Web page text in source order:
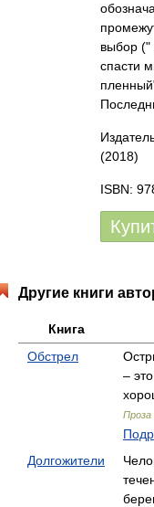
выбор ("
спасти
(2018)
ISBN:
Другие книги
Книга
Обстрел
–
Проза
Долгожители